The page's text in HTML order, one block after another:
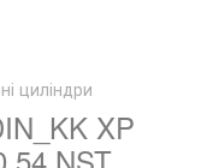
циліндри
XP